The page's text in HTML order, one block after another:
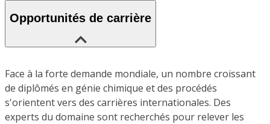
Opportunités de carrière
Face à la forte demande mondiale, un nombre croissant
de diplômés en génie chimique et des procédés
s'orientent vers des carrières internationales. Des
experts du domaine sont recherchés pour relever les